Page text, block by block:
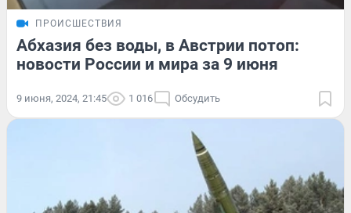
ПРОИСШЕСТВИЯ
Абхазия без воды, в Австрии потоп:
новости России и мира за 9 июня
9 июня, 2024, 21:45 1 016 Обсудить